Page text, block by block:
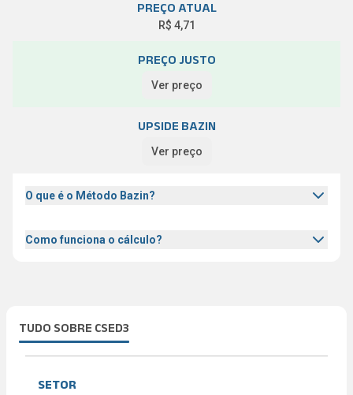
PREÇO ATUAL
R$ 4,71
PREÇO JUSTO
Ver preço
UPSIDE BAZIN
Ver preço
O que é o Método Bazin?
Como funciona o cálculo?
TUDO SOBRE CSED3
SETOR